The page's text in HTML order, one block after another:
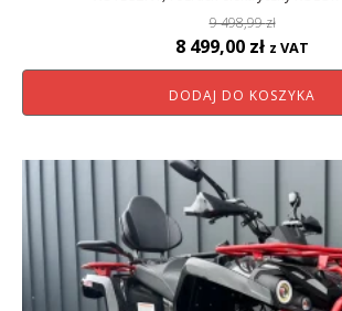
9 498,99zł
Pierwotna
cena
wynosiła:
498,99 zł.
8 499,00 złAktualna
cena
wynosi:
499,00
z VAT
DODAJ DO KOSZYKA